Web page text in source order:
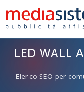
LED WALL
Elenco SEO per